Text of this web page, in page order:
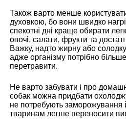
Також варто менше
духовкою, бо вони швидко
спекотні дні краще обирати
овочі, салати, фрукти та
Важку, надто жирну або
адже організму потрібно більше
перетравити.
Не варто забувати і про
собак можна придбати
не потребують заморожування
тваринам легше переносити